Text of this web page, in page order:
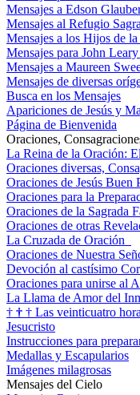
Mensajes a Edson
Mensajes al Refugio
Mensajes a los Hijos de
Mensajes para John
Mensajes a Maureen
Mensajes de diversas
Busca en los Mensajes
Apariciones de Jesús y
Página de Bienvenida
Oraciones,
La Reina de la Oración:
Oraciones diversas,
Oraciones de Jesús Buen
Oraciones para la
Oraciones de la Sagrada
Oraciones de otras
La Cruzada de Oración
Oraciones de Nuestra
Devoción al castísimo
Oraciones para unirse al
La Llama de Amor del
† † † Las veinticuatro
Jesucristo
Instrucciones para
Medallas y Escapularios
Imágenes milagrosas
Mensajes del Cielo